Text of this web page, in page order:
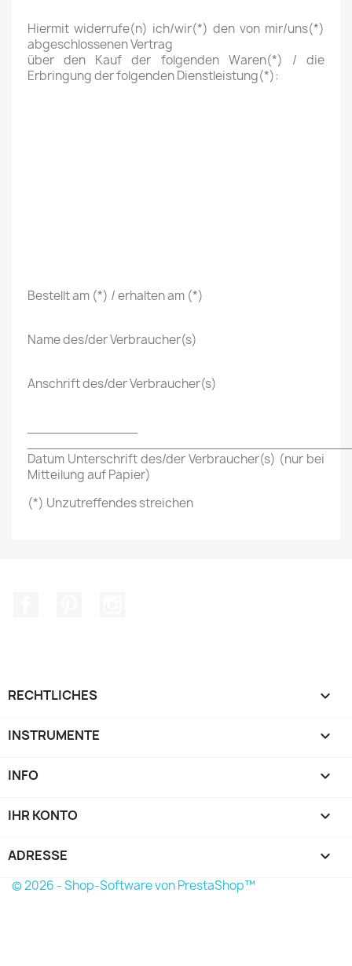
Hiermit widerrufe(n) ich/wir(*) den von mir/uns(*)
abgeschlossenen Vertrag
über den Kauf der folgenden Waren(*) / die
Erbringung der folgenden Dienstleistung(*):
Bestellt am (*) / erhalten am (*)
Name des/der Verbraucher(s)
Anschrift des/der Verbraucher(s)
Datum Unterschrift des/der Verbraucher(s) (nur bei
Mitteilung auf Papier)
(*) Unzutreffendes streichen
RECHTLICHES 
INSTRUMENTE 
INFO 
IHR KONTO 
ADRESSE keyboard_arrow_down
© 2026 - Shop-Software von PrestaShop™